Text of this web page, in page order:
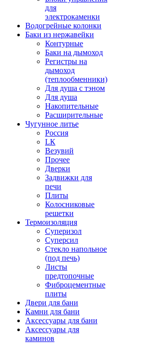
для
электрокаменки
Водогрейные колонки
Баки из нержавейки
Контурные
Баки на дымоход
Регистры на
дымоход
(теплообменники)
Для душа с тэном
Для душа
Накопительные
Расширительные
Чугунное литье
Россия
LК
Везувий
Прочее
Дверки
Задвижки для
печи
Плиты
Колосниковые
решетки
Термоизоляция
Суперизол
Суперсил
Стекло напольное
(под печь)
Листы
предтопочные
Фиброцементные
плиты
Двери для бани
Камни для бани
Аксессуары для бани
Аксессуары для
каминов